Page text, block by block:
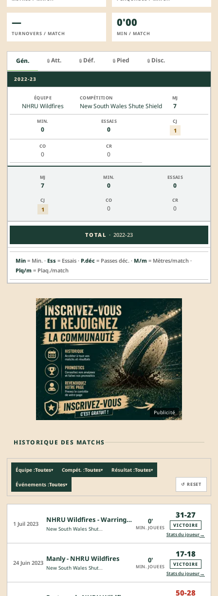
—
TURNOVERS / MATCH
0'00
MIN / MATCH
Gén. 🔒 Att. 🔒 Déf. 🔒 Pied 🔒 Disc.
2022-23
NHRU Wildfires New South Wales Shute Shield 7
0 0 1
0 0
7 0 0
1 0 0
TOTAL · 2022-23
Min = Min. · Ess = Essais · P.déc = Passes déc. · M/m = Mètres/match ·
Plq/m = Plaq./match
Publicité
HISTORIQUE DES MATCHS
Équipe :Toutes▾ Compét. :Toutes▾ Résultat :Toutes▾
Événements :Toutes▾ ↺ RESET
1 Juil 2023 NHRU Wildfires - Warringah
New South Wales Shute Shield
0'
MIN. JOUEES
31-27
VICTOIRE
Stats du joueur→
24 Juin 2023 Manly - NHRU Wildfires
New South Wales Shute Shield
0'
MIN. JOUEES
17-18
VICTOIRE
Stats du joueur→
50-28